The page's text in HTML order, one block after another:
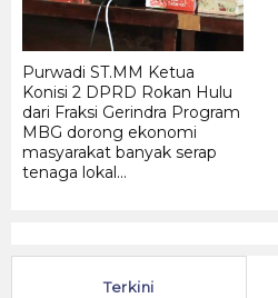
Purwadi ST.MM Ketua
Konisi 2 DPRD Rokan Hulu
dari Fraksi Gerindra Program
MBG dorong ekonomi
masyarakat banyak serap
tenaga lokal...
Terkini